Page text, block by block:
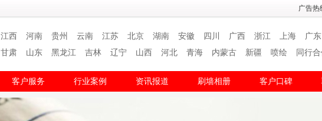
广告热
江西 河南 贵州 云南 江苏 北京 湖南 安徽 四川 广西 浙江 上海 广东
甘肃 山东 黑龙江 吉林 辽宁 山西 河北 青海 内蒙古 新疆 喷绘 同行
客户服务 行业案例 资讯报道 刷墙相册 客户口碑